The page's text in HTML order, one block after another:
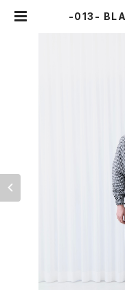
-013-